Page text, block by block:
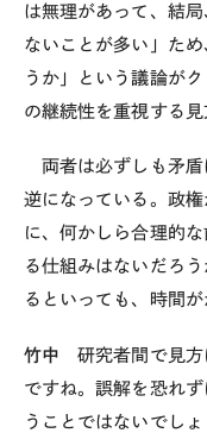
は無理があって、結
ないことが多い」た
うか」という議論が
の継続性を重視する見
両者は必ずしも矛盾
逆になっている。政
に、何かしら合理的
る仕組みはないだろ
るといっても、時間
竹中 研究者間で見方
ですね。誤解を恐れ
うことではないでし